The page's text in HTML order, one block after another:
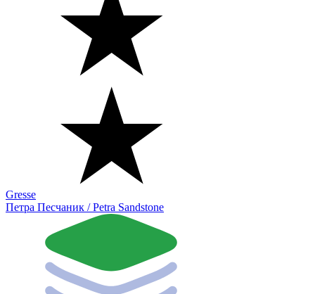
Gresse
Петра Песчаник / Petra Sandstone